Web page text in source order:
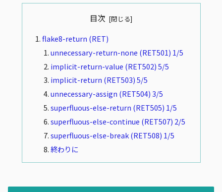
目次
flake8-return (RET)
unnecessary-return-none (RET501) 1/5
implicit-return-value (RET502) 5/5
implicit-return (RET503) 5/5
unnecessary-assign (RET504) 3/5
superfluous-else-return (RET505) 1/5
superfluous-else-continue (RET507) 2/5
superfluous-else-break (RET508) 1/5
終わりに